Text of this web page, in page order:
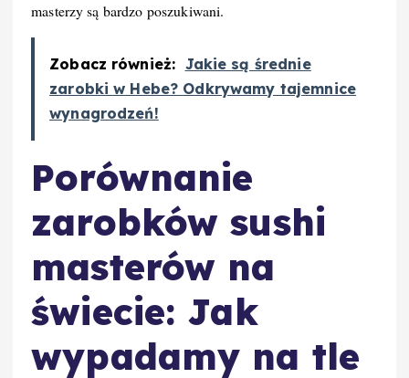
masterzy są bardzo poszukiwani.
Zobacz również: Jakie są średnie
zarobki w Hebe? Odkrywamy tajemnice
wynagrodzeń!
Porównanie
zarobków sushi
masterów na
świecie: Jak
wypadamy na tle